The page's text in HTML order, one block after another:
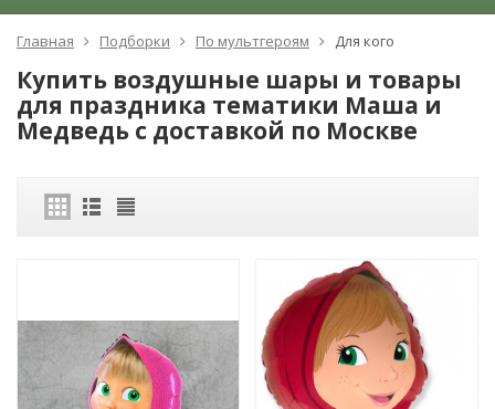
Главная Подборки По мультгероям Для кого
Купить воздушные шары и товары
для праздника тематики Маша и
Медведь с доставкой по Москве